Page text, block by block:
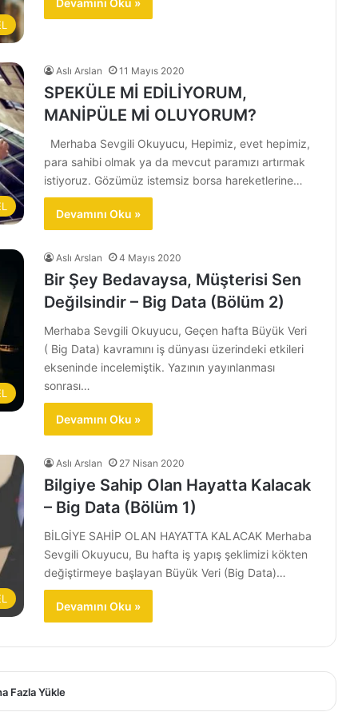
Devamını Oku »
Aslı Arslan 11 Mayıs 2020
SPEKÜLE Mİ EDİLİYORUM,
MANİPÜLE Mİ OLUYORUM?
Merhaba Sevgili Okuyucu, Hepimiz, evet hepimiz,
para sahibi olmak ya da mevcut paramızı artırmak
istiyoruz. Gözümüz istemsiz borsa hareketlerine…
Devamını Oku »
Aslı Arslan 4 Mayıs 2020
Bir Şey Bedavaysa, Müşterisi Sen
Değilsindir – Big Data (Bölüm 2)
Merhaba Sevgili Okuyucu, Geçen hafta Büyük Veri
( Big Data) kavramını iş dünyası üzerindeki etkileri
ekseninde incelemiştik. Yazının yayınlanması
sonrası…
Devamını Oku »
Aslı Arslan 27 Nisan 2020
Bilgiye Sahip Olan Hayatta Kalacak
– Big Data (Bölüm 1)
BİLGİYE SAHİP OLAN HAYATTA KALACAK Merhaba
Sevgili Okuyucu, Bu hafta iş yapış şeklimizi kökten
değiştirmeye başlayan Büyük Veri (Big Data)…
Devamını Oku »
Fazla Yükle